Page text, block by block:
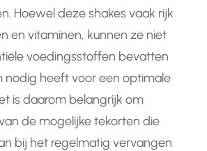
Hoewel deze shakes vaak rijk
en vitaminen, kunnen ze niet
voedingsstoffen bevatten
nodig heeft voor een optimale
is daarom belangrijk om
de mogelijke tekorten die
bij het regelmatig vervangen